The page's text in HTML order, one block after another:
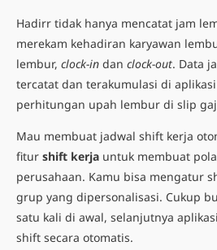
Hadirr tidak hanya mencatat jam
merekam kehadiran karyawan
lembur, clock-in dan clock-out. Data
tercatat dan terakumulasi di
perhitungan upah lembur di slip
Mau membuat jadwal shift kerja
fitur shift kerja untuk membuat
perusahaan. Kamu bisa mengatur
grup yang dipersonalisasi. Cukup
satu kali di awal, selanjutnya
shift secara otomatis.